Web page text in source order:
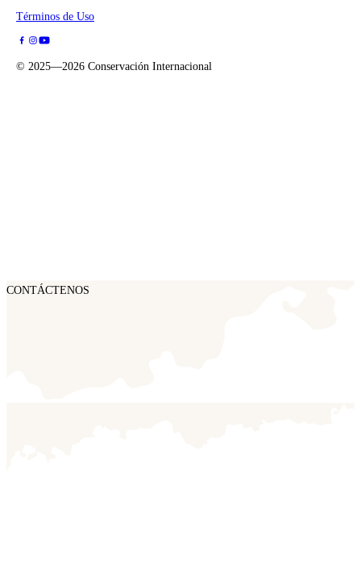
Términos de Uso
© 2025—2026 Conservación Internacional
CONTÁCTENOS